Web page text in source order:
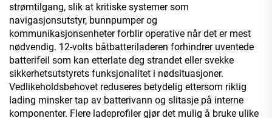
strømtilgang, slik at kritiske systemer som
navigasjonsutstyr, bunnpumper og
kommunikasjonsenheter forblir operative når det er mest
nødvendig. 12-volts båtbatteriladeren forhindrer uventede
batterifeil som kan etterlate deg strandet eller svekke
sikkerhetsutstyrets funksjonalitet i nødsituasjoner.
Vedlikeholdsbehovet reduseres betydelig ettersom riktig
lading minsker tap av batterivann og slitasje på interne
komponenter. Flere ladeprofiler gjør det mulig å bruke ulike